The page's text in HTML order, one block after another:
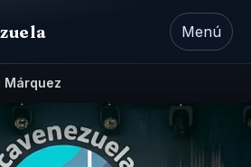
Menú
Márquez